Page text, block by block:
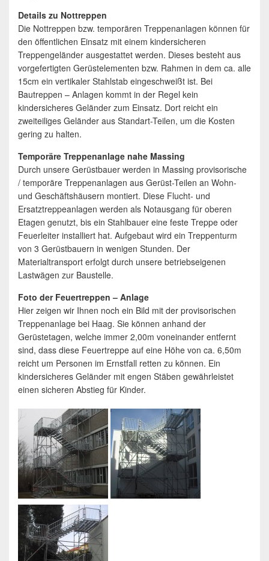
Details zu Nottreppen
Die Nottreppen bzw. temporären Treppenanlagen können für
den öffentlichen Einsatz mit einem kindersicheren
Treppengeländer ausgestattet werden. Dieses besteht aus
vorgefertigten Gerüstelementen bzw. Rahmen in dem ca. alle
15cm ein vertikaler Stahlstab eingeschweißt ist. Bei
Bautreppen – Anlagen kommt in der Regel kein
kindersicheres Geländer zum Einsatz. Dort reicht ein
zweiteiliges Geländer aus Standart-Teilen, um die Kosten
gering zu halten.
Temporäre Treppenanlage nahe Massing
Durch unsere Gerüstbauer werden in Massing provisorische
/ temporäre Treppenanlagen aus Gerüst-Teilen an Wohn-
und Geschäftshäusern montiert. Diese Flucht- und
Ersatztreppeanlagen werden als Notausgang für oberen
Etagen genutzt, bis ein Stahlbauer eine feste Treppe oder
Feuerleiter installiert hat. Aufgebaut wird ein Treppenturm
von 3 Gerüstbauern in wenigen Stunden. Der
Materialtransport erfolgt durch unsere betriebseigenen
Lastwägen zur Baustelle.
Foto der Feuertreppen – Anlage
Hier zeigen wir Ihnen noch ein Bild mit der provisorischen
Treppenanlage bei Haag. Sie können anhand der
Gerüstetagen, welche immer 2,00m voneinander entfernt
sind, dass diese Feuertreppe auf eine Höhe von ca. 6,50m
reicht um Personen im Ernstfall retten zu können. Ein
kindersicheres Geländer mit engen Stäben gewährleistet
einen sicheren Abstieg für Kinder.